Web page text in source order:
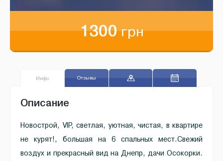
1300грн
Инфо Отзывы
Описание
Новострой, VIP, светлая, уютная, чистая, в квартире
не курят!, большая на 6 спальных мест.Свежий
воздух и прекрасный вид на Днепр, дачи Осокорки.